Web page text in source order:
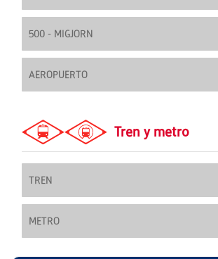
500 - MIGJORN
AEROPUERTO
Tren y metro
TREN
METRO